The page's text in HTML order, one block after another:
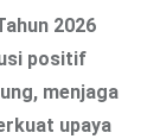
2026
positif
menjaga
upaya